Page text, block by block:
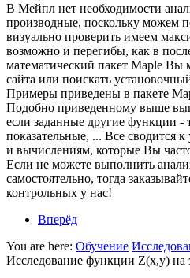
В Мейпл нет необходимости
производные, поскольку можем
визуально проверить имеем
возможно и перегибы, как в
математический пакет Maple Вы
сайта или поискать
Примеры приведены в пакете
Подобно приведенному выше
если заданные другие функции -
показательные, ... Все сводится
и вычислениям, которые Вы
Если не можете выполнить
самостоятельно, тогда
контрольных у нас!
Вперёд
You are here: Обучение
Исследование функции Z(x,y) на